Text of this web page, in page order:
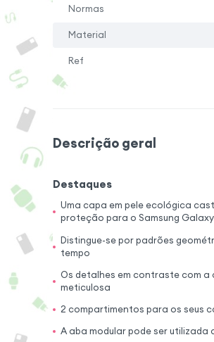
Normas
Material
Ref
Descrição geral
Destaques
Uma capa em pele ecológica
proteção para o Samsung
Distingue-se por padrões
tempo
Os detalhes em contraste com
meticulosa
2 compartimentos para os seus
A aba modular pode ser utilizada